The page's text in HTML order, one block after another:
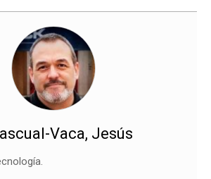
Vaca, Jesús